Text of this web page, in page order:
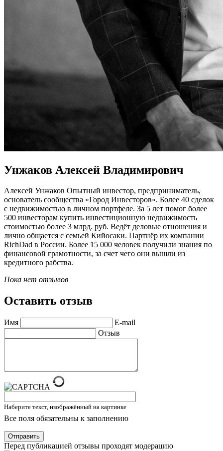
Унжаков Алексей Владимирович
Алексей Унжаков Опытный инвестор, предприниматель,
основатель сообщества «Город Инвесторов». Более 40 сделок
с недвижимостью в личном портфеле. За 5 лет помог более
500 инвесторам купить инвестиционную недвижимость
стоимостью более 3 млрд. руб. Ведёт деловые отношения и
лично общается с семьей Кийосаки. Партнёр их компании
RichDad в России. Более 15 000 человек получили знания по
финансовой грамотности, за счет чего они вышли из
кредитного рабства.
Пока нет отзывов
Оставить отзыв
Имя
E-mail
Отзыв
Наберите текст, изображённый на картинке
Все поля обязательны к заполнению
Отправить
Перед публикацией отзывы проходят модерацию